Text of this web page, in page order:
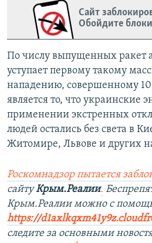
Сайт
Обойдите
По числу выпущенных ракет
уступает первому такому
нападению, совершенному 10
является то, что украинские
применении экстренных
людей остались без света в
Житомире, Львове и других
Роскомнадзор пытается
сайтуКрым.Реалии.
Крым.Реалии можно с
https://
следите за основными